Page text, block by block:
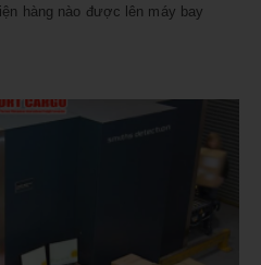
hàng nào được lên máy bay